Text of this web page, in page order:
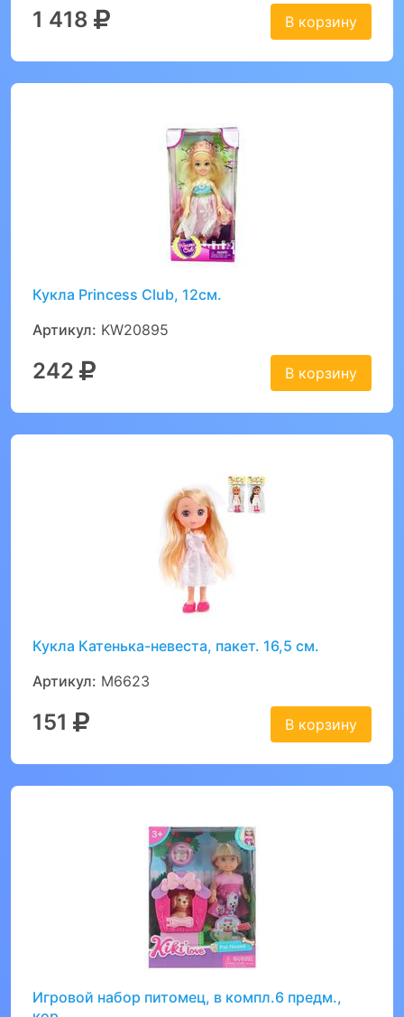
1 418 В корзину
Кукла Princess Club, 12см.
Артикул: KW20895
242 В корзину
Кукла Катенька-невеста, пакет. 16,5 см.
Артикул: M6623
151 В корзину
Игровой набор питомец, в компл.6 предм.,